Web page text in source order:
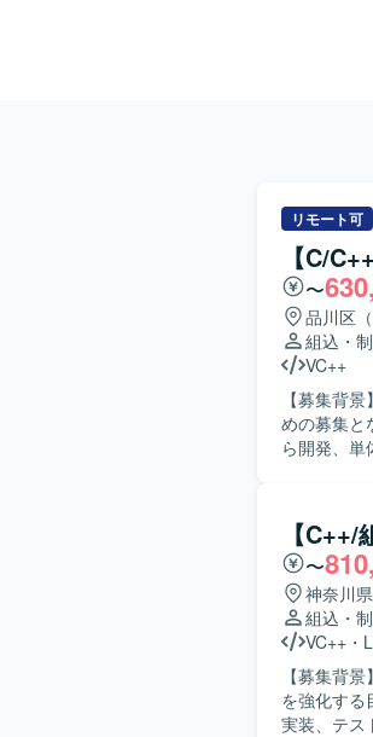
リモート可
【C/
〜
品川区
組込・
VC++
【募集背
めの募集となります。 【作業内容】 情報家電
ら開発、
取り組んでいただける
発に携わ
発スキルに
発環境】
【
〜
神奈川県
組込・
VC++ ・
【募集背
を強化する目的で募集して
実装、テス